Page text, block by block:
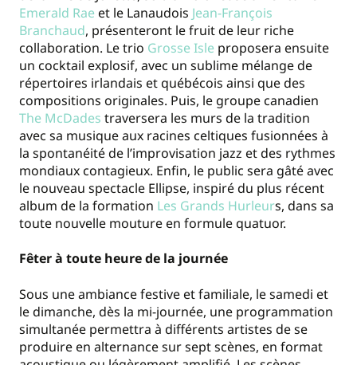
Emerald Rae et le Lanaudois Jean-François
Branchaud, présenteront le fruit de leur riche
collaboration. Le trio Grosse Isle proposera ensuite
un cocktail explosif, avec un sublime mélange de
répertoires irlandais et québécois ainsi que des
compositions originales. Puis, le groupe canadien
The McDades traversera les murs de la tradition
avec sa musique aux racines celtiques fusionnées à
la spontanéité de l’improvisation jazz et des rythmes
mondiaux contagieux. Enfin, le public sera gâté avec
le nouveau spectacle Ellipse, inspiré du plus récent
album de la formation Les Grands Hurleurs, dans sa
toute nouvelle mouture en formule quatuor.
Fêter à toute heure de la journée
Sous une ambiance festive et familiale, le samedi et
le dimanche, dès la mi-journée, une programmation
simultanée permettra à différents artistes de se
produire en alternance sur sept scènes, en format